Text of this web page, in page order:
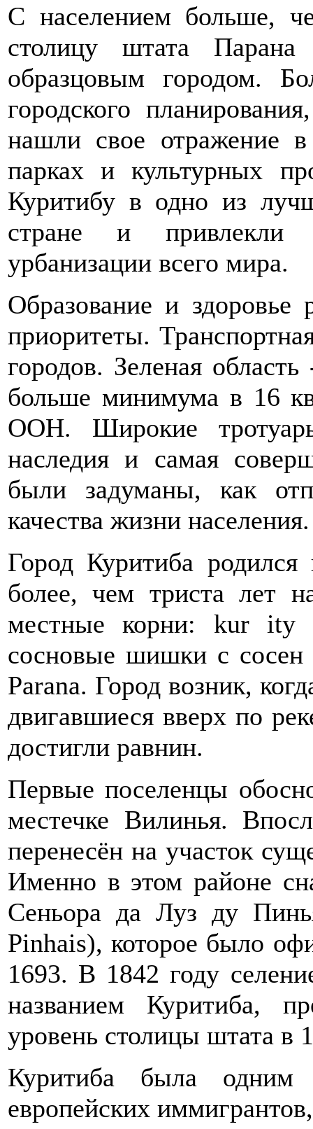
С населением больше,
столицу штата
образцовым городом.
городского
нашли свое отражение в
парках и культурных
Куритибу в одно из
стране и привлекли
урбанизации всего мира.
Образование и здоровье
приоритеты.
городов. Зеленая
больше минимума в 16
ООН. Широкие
наследия и самая
были задуманы, как
качества жизни населения.
Город Куритиба
более, чем триста лет
местные корни: kur
сосновые шишки с сосен
Parana. Город возник,
двигавшиеся вверх по
достигли равнин.
Первые поселенцы
местечке Вилинья.
перенесён на участок
Именно в этом районе
Сеньора да Луз ду
Pinhais), которое было
1693. В 1842 году
названием Куритиба,
уровень столицы штата в
Куритиба была одним
европейских